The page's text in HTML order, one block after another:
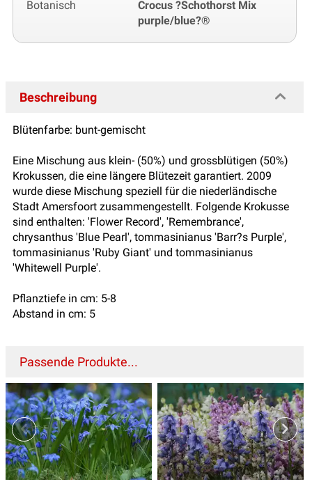
Botanisch
Crocus ?Schothorst Mix
purple/blue?®
Beschreibung
Blütenfarbe: bunt-gemischt
Eine Mischung aus klein- (50%) und grossblütigen (50%)
Krokussen, die eine längere Blütezeit garantiert. 2009
wurde diese Mischung speziell für die niederländische
Stadt Amersfoort zusammengestellt. Folgende Krokusse
sind enthalten: 'Flower Record', 'Remembrance',
chrysanthus 'Blue Pearl', tommasinianus 'Barr?s Purple',
tommasinianus 'Ruby Giant' und tommasinianus
'Whitewell Purple'.
Pflanztiefe in cm: 5-8
Abstand in cm: 5
Passende Produkte...